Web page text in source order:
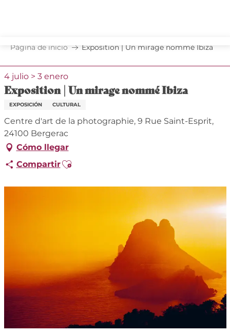
principal
Página de inicio Exposition | Un mirage nommé Ibiza
4 julio > 3 enero
Exposition | Un mirage nommé Ibiza
EXPOSICIÓN CULTURAL
Centre d'art de la photographie, 9 Rue Saint-Esprit,
24100 Bergerac
Cómo llegar
CompartirAjouter aux favoris